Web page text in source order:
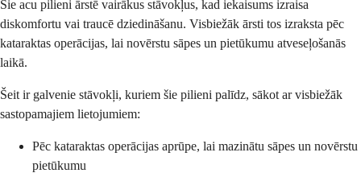
Šie acu pilieni ārstē vairākus stāvokļus, kad iekaisums izraisa
diskomfortu vai traucē dziedināšanu. Visbiežāk ārsti tos izraksta pēc
kataraktas operācijas, lai novērstu sāpes un pietūkumu atveseļošanās
laikā.
Šeit ir galvenie stāvokļi, kuriem šie pilieni palīdz, sākot ar visbiežāk
sastopamajiem lietojumiem:
Pēc kataraktas operācijas aprūpe, lai mazinātu sāpes un novērstu
pietūkumu